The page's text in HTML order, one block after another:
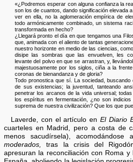
«¿Podremos esperar con alguna confianza la
son los de cuantos, dando significación elevada
ver en ella, no la aglomeración empírica de
todo armónicamente combinado, un sistema
transformada en hecho?
¿Llegará pronto el día en que tengamos una
que, animada con el aliento de tantas
nuestro horizonte en medio de las ciencias,
disipe las sombras que las envuelven, les
levante del polvo en que se arrastran, y,
majestuosamente por los siglos, ciña a la
coronas de bienandanza y de gloria?
Todo pronostica que sí. La sociedad, buscando
de sus existencias; la juventud, tanteando
penetrar los arcanos de la vida universal;
los espíritus en fermentación, ¿no son
suprema de nuestra civilización? Que los que
Laverde, con el artículo enEl Diario
cuarteles en Madrid, pero a costa de
menos sacudírsela), acomodándose
moderados, tras la crisis del
apresuran la reconciliación con Roma